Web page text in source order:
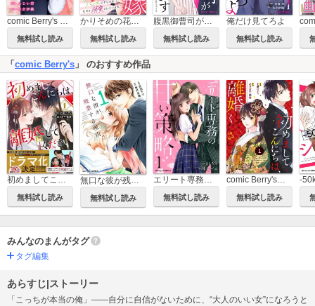
無料試し読み 無料試し読み 無料試し読み
俺だけ見てろよ
無料試し読み
「comic Berry's 」 のおすすめ作品
初めましてこんにちは、離婚してください
無料試し読み 無料試し読み
エリート専務の甘い策略
無料試し読み
comic Berry's初めましてこんにちは、離婚してください
無料試し読み
みんなのまんがタグ
タグ編集
あらすじ|ストーリー
「こっちが本当の俺」――自分に自信がないために、“大人のいい女”になろうと